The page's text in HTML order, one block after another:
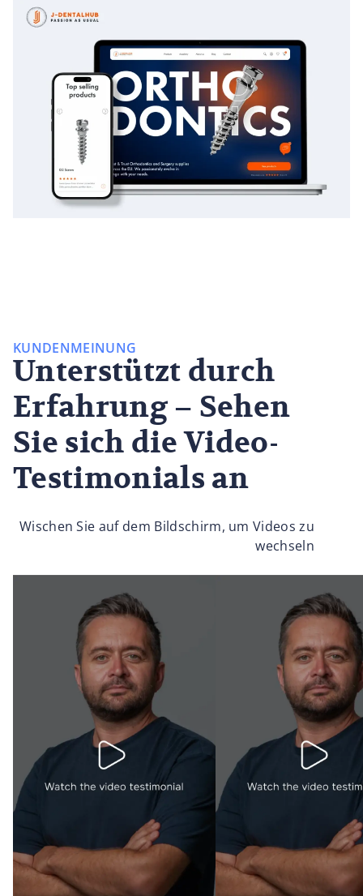
KUNDENMEINUNG
Unterstützt durch
Erfahrung – Sehen
Sie sich die Video-
Testimonials an
Wischen Sie auf dem Bildschirm, um Videos zu
wechseln